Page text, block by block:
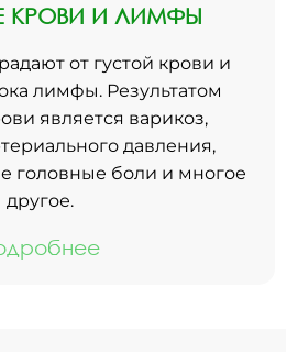
КРОВИ И ЛИМФЫ
от густой крови и
лимфы. Результатом
является варикоз,
давления,
головные боли и многое
другое.